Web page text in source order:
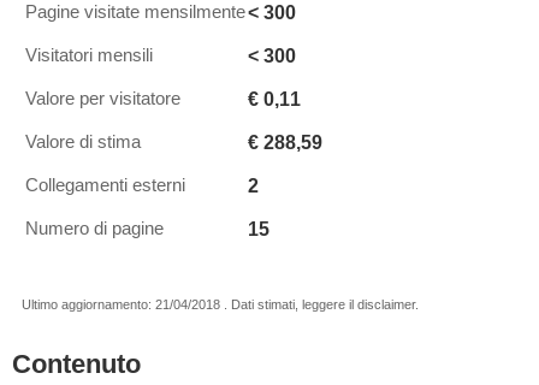
Pagine visitate mensilmente< 300
Visitatori mensili < 300
Valore per visitatore € 0,11
Valore di stima € 288,59
Collegamenti esterni 2
Numero di pagine 15
Ultimo aggiornamento: 21/04/2018 . Dati stimati, leggere il disclaimer.
Contenuto